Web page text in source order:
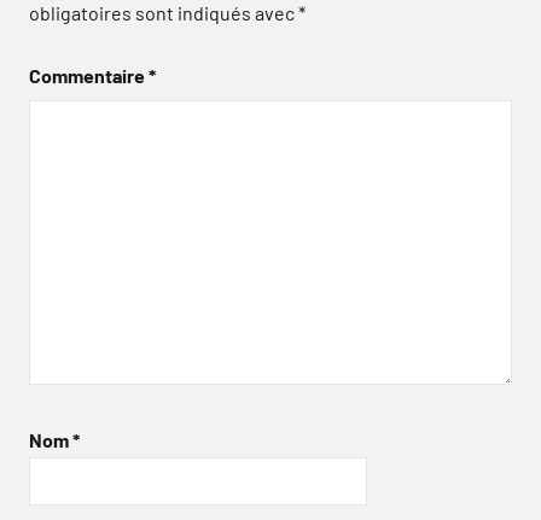
obligatoires sont indiqués avec*
Commentaire*
Nom*